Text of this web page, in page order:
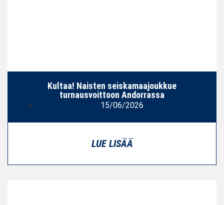
Kultaa! Naisten seiskamaajoukkue
turnausvoittoon Andorrassa
15/06/2026
LUE LISÄÄ